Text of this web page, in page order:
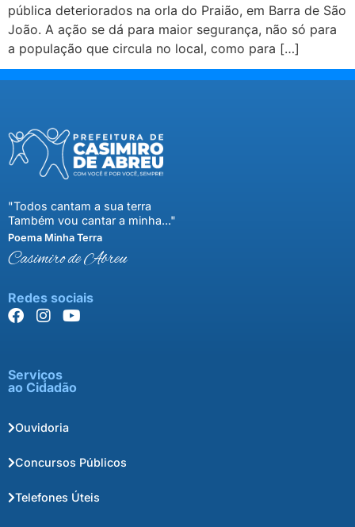
pública deteriorados na orla do Praião, em Barra de São
João. A ação se dá para maior segurança, não só para
a população que circula no local, como para […]
"Todos cantam a sua terra
Também vou cantar a minha..."
Poema Minha Terra
Casimiro de Abreu
Redes sociais
Serviços
ao Cidadão
Ouvidoria
Concursos Públicos
Telefones Úteis